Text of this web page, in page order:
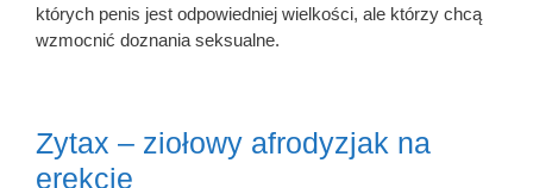
których penis jest odpowiedniej wielkości, ale którzy chcą
wzmocnić doznania seksualne.
Zytax – ziołowy afrodyzjak na
erekcję